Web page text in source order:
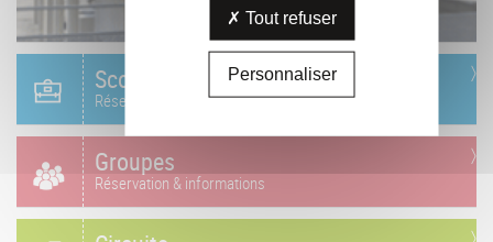
Scolaire
Réservation & informations
Groupes
Réservation & informations
Tout refuser
Personnaliser